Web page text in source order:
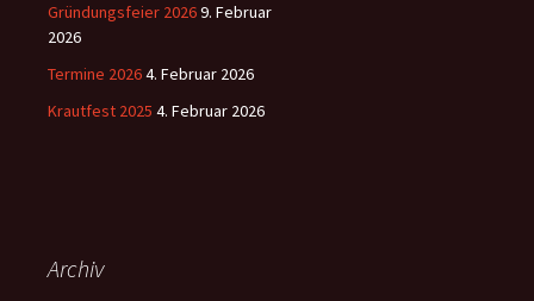
Gründungsfeier 20269. Februar
2026
Termine 20264. Februar 2026
Krautfest 2025 4. Februar 2026
Archiv